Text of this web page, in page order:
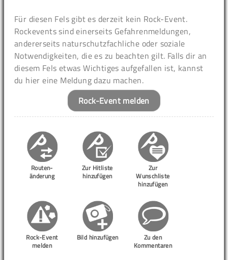
Für diesen Fels gibt es derzeit kein Rock-Event.
Rockevents sind einerseits Gefahrenmeldungen,
andererseits naturschutzfachliche oder soziale
Notwendigkeiten, die es zu beachten gilt. Falls dir an
diesem Fels etwas Wichtiges aufgefallen ist, kannst
du hier eine Meldung dazu machen.
Rock-Event melden
Routen-
änderung
Zur Hitliste
hinzufügen
Zur
Wunschliste
hinzufügen
Rock-Event
melden
Bild hinzufügen
Zu den
Kommentaren